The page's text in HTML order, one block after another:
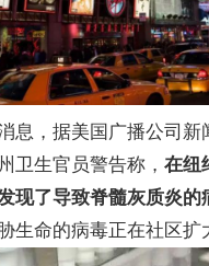
息，据美国广播公司新
卫生官员警告称， 在纽
现了导致脊髓灰质炎的
生命的病毒正在社区扩